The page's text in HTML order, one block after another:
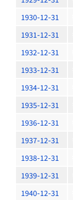
1930-12-31
1931-12-31
1932-12-31
1933-12-31
1934-12-31
1935-12-31
1936-12-31
1937-12-31
1938-12-31
1939-12-31
1940-12-31